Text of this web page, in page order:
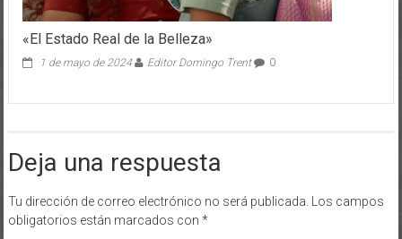
«El Estado Real de la Belleza»
1 de mayo de 2024 Editor Domingo Trent 0
Deja una respuesta
Tu dirección de correo electrónico no será publicada.
Los campos
obligatorios están marcados con *